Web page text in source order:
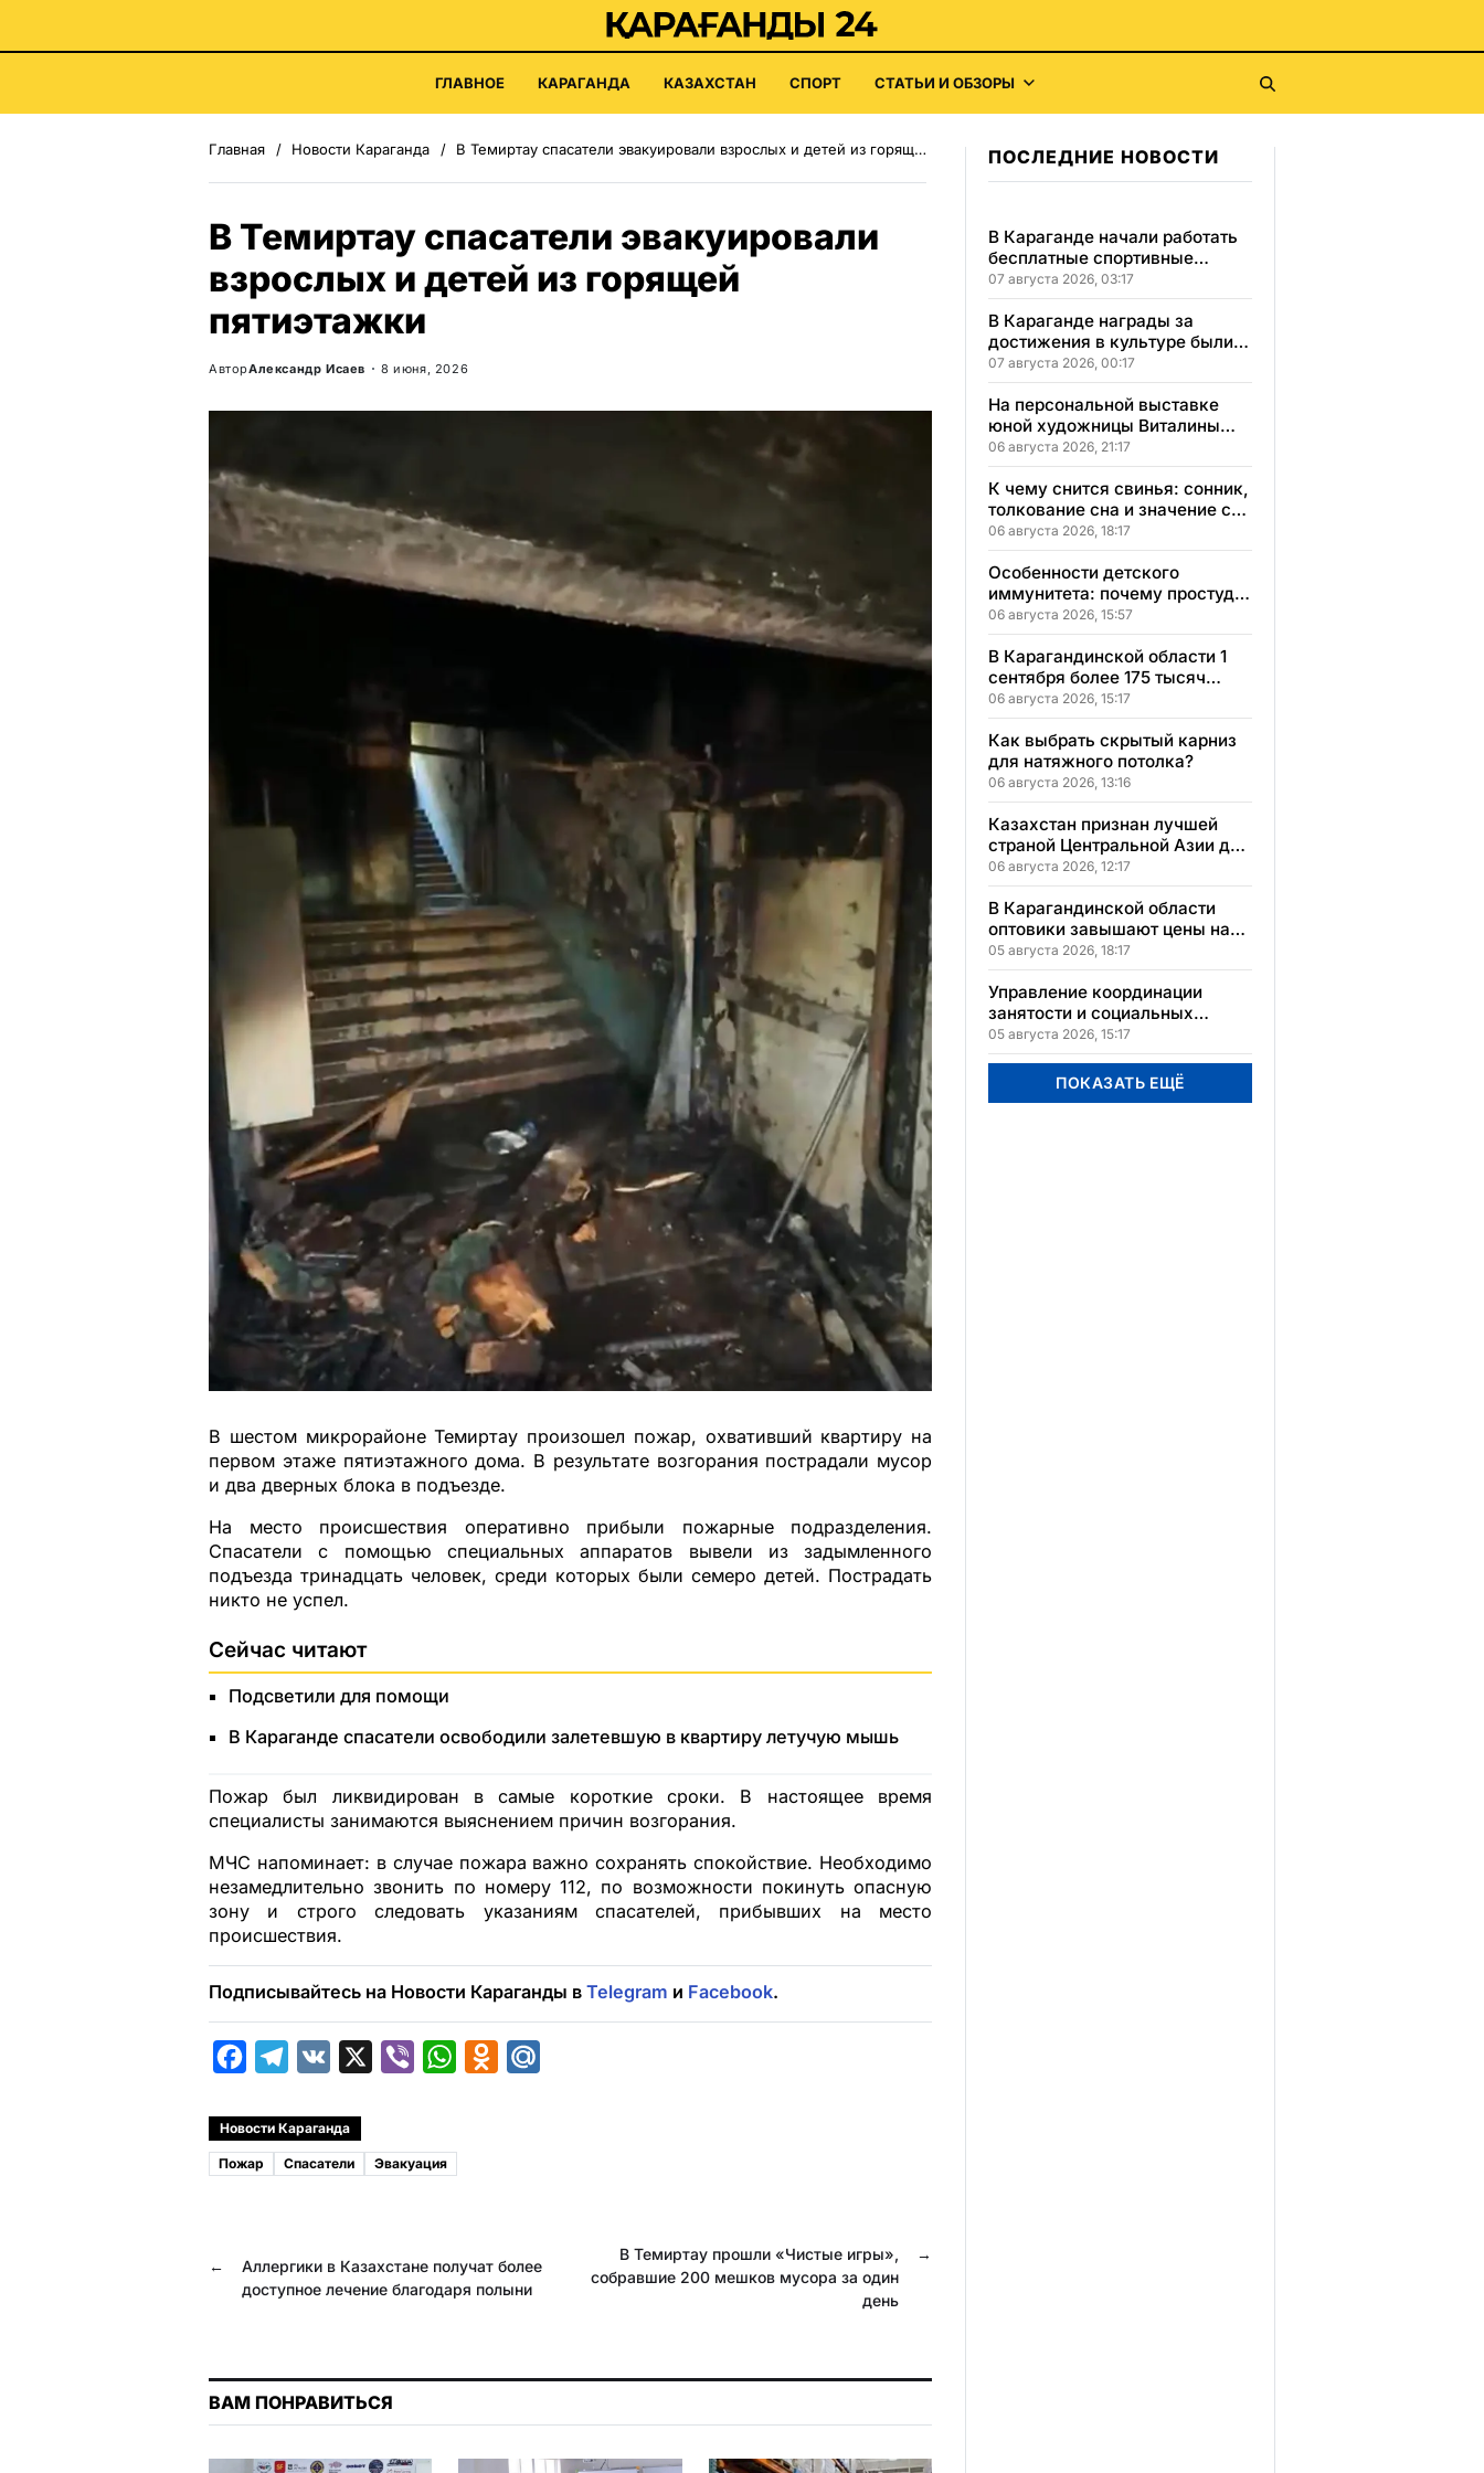
ГЛАВНОЕ КАРАГАНДА КАЗАХСТАН СПОРТ СТАТЬИ И ОБЗОРЫ
Главная Новости Караганда В Темиртау спасатели эвакуировали взрослых и детей из горящей пятиэтажки
В Темиртау спасатели эвакуировали
взрослых и детей из горящей
пятиэтажки
АвторАлександр Исаев 8 июня, 2026
В шестом микрорайоне Темиртау произошел пожар, охвативший квартиру на
первом этаже пятиэтажного дома. В результате возгорания пострадали мусор
и два дверных блока в подъезде.
На место происшествия оперативно прибыли пожарные подразделения.
Спасатели с помощью специальных аппаратов вывели из задымленного
подъезда тринадцать человек, среди которых были семеро детей. Пострадать
никто не успел.
Сейчас читают
Подсветили для помощи
В Караганде спасатели освободили залетевшую в квартиру летучую мышь
Пожар был ликвидирован в самые короткие сроки. В настоящее время
специалисты занимаются выяснением причин возгорания.
МЧС напоминает: в случае пожара важно сохранять спокойствие. Необходимо
незамедлительно звонить по номеру 112, по возможности покинуть опасную
зону и строго следовать указаниям спасателей, прибывших на место
происшествия.
Подписывайтесь на Новости Караганды в Telegram и Facebook.
c
e
o
k
l
e
m
e
W
t
p
a
s
i
k
i
Новости Караганда
Пожар Спасатели Эвакуация
←
Аллергики в Казахстане получат более
доступное лечение благодаря полыни
→
В Темиртау прошли «Чистые игры»,
собравшие 200 мешков мусора за один
день
ВАМ ПОНРАВИТЬСЯ
ПОСЛЕДНИЕ НОВОСТИ
В Караганде начали работать
бесплатные спортивные
секции для детей с
инвалидностью
07 августа 2026, 03:17
В Караганде награды за
достижения в культуре были
вручены 5 лауреатам
07 августа 2026, 00:17
На персональной выставке
юной художницы Виталины
представлено 156 работ
06 августа 2026, 21:17
К чему снится свинья: сонник,
толкование сна и значение сна
для вашей жизни
06 августа 2026, 18:17
Особенности детского
иммунитета: почему простуды
у детей протекают иначе и как
правильно им помогать
06 августа 2026, 15:57
В Карагандинской области 1
сентября более 175 тысяч
школьников начнут учебный
год
06 августа 2026, 15:17
Как выбрать скрытый карниз
для натяжного потолка?
06 августа 2026, 13:16
Казахстан признан лучшей
страной Центральной Азии для
переезда
06 августа 2026, 12:17
В Карагандинской области
оптовики завышают цены на
продукты до 50%
05 августа 2026, 18:17
Управление координации
занятости и социальных
программ Карагандинской
области сменило место
расположения
05 августа 2026, 15:17
ПОКАЗАТЬ ЕЩЁ